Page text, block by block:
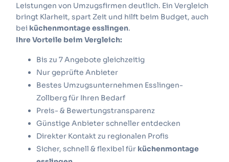
Leistungen von Umzugsfirmen deutlich. Ein Vergleich
bringt Klarheit, spart Zeit und hilft beim Budget, auch
bei küchenmontage esslingen.
Ihre Vorteile beim Vergleich:
Bis zu 7 Angebote gleichzeitig
Nur geprüfte Anbieter
Bestes Umzugsunternehmen Esslingen-
Zollberg für Ihren Bedarf
Preis- & Bewertungstransparenz
Günstige Anbieter schneller entdecken
Direkter Kontakt zu regionalen Profis
Sicher, schnell & flexibel für küchenmontage